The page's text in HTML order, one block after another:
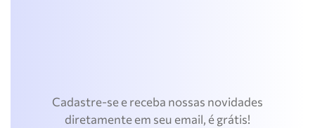
Cadastre-se e receba nossas novidades
diretamente em seu email, é grátis!